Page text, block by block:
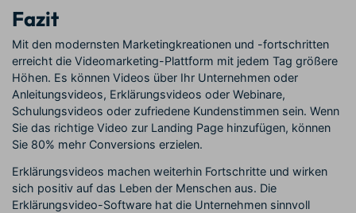
Fazit
Mit den modernsten Marketingkreationen und -fortschritten
erreicht die Videomarketing-Plattform mit jedem Tag größere
Höhen. Es können Videos über Ihr Unternehmen oder
Anleitungsvideos, Erklärungsvideos oder Webinare,
Schulungsvideos oder zufriedene Kundenstimmen sein. Wenn
Sie das richtige Video zur Landing Page hinzufügen, können
Sie 80% mehr Conversions erzielen.
Erklärungsvideos machen weiterhin Fortschritte und wirken
sich positiv auf das Leben der Menschen aus. Die
Erklärungsvideo-Software hat die Unternehmen sinnvoll